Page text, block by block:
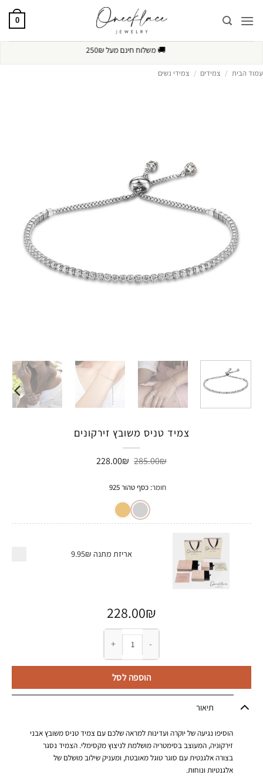
0
🚚משלוח חינם מעל 250₪
עמוד הבית / צמידים / צמידי נשים
צמיד טניס משובץ זירקונים
285.00₪ המחיר
285.00₪.
228.00₪ המחיר
חומר:כסף טהור 925
אריזת מתנה 9.95₪
228.00₪
כמות של צמיד טניס משובץ זירקונים
הוספה לסל
תיאור
הוסיפו נגיעה של יוקרה ועדינות למראה שלכם עם צמיד טניס משובץ אבני
זירקוניה, המעוצב בסימטריה מושלמת לניצוץ מקסימלי. הצמיד נסגר
בצורה אלגנטית עם סוגר טוגל מאובטח, ומעניק שילוב מושלם של
אלגנטיות ונוחות.